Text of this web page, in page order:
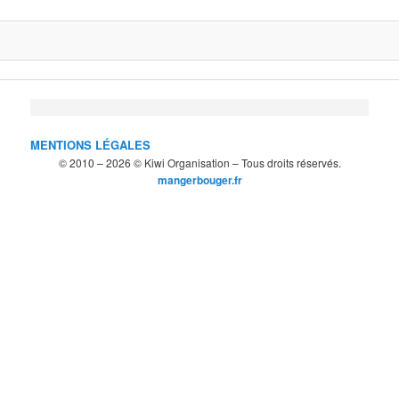
MENTIONS LÉGALES
© 2010 – 2026 © Kiwi Organisation – Tous droits réservés.
mangerbouger.fr